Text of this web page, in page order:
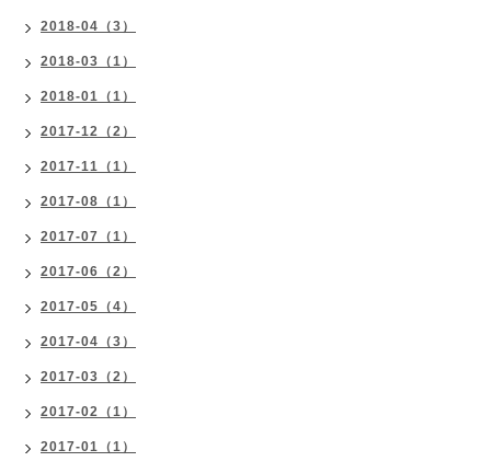
2018-04（3）
2018-03（1）
2018-01（1）
2017-12（2）
2017-11（1）
2017-08（1）
2017-07（1）
2017-06（2）
2017-05（4）
2017-04（3）
2017-03（2）
2017-02（1）
2017-01（1）